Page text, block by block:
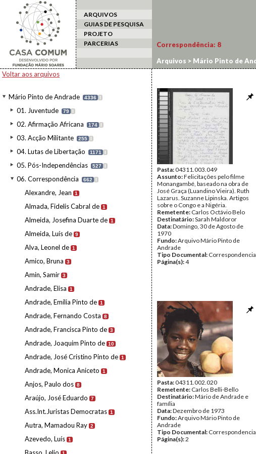
ARQUIVOS
GUIAS DE PESQUISA
PROJETO
PARCERIAS
Voltar aos arquivos
Mário Pinto de Andrade 4336 I
01. Juventude 79 I
02. Afirmação Africana 174 I
03. Acção Militante 255 I
04. Lutas de Libertação 1171 I
05. Pós-Independências 527 I
06. Correspondência 662 I
Alexandre, Jean 1
Almada, Fidelis Cabral de 1
Almeida, Josefina Duarte de 1
Almeida, Luís de 9
Alva, Leonel de 1
Amico, Bruna 3
Amin, Samir 3
Andrade, Elisa 1
Andrade, Emília Pinto de 1
Andrade, Fernando Costa 8
Andrade, Francisca Pinto de 3
Andrade, Joaquim Pinto de 10
Andrade, José Cristino Pinto de 1
Andrade, Monica Aniceto 1
Anjos, Paulo dos 8
Araújo, José Eduardo 7
Ass.Int.Juristas Democratas 1
Autra, Mamadou Ray 2
Azevedo, Luís 1
Correspondência: 8
Arquivos > Mário Pinto de
Pasta:04311.003.049
Assunto:Felicitações pelo filme
Monangambé, baseado na obra de
José Graça (Luandino Vieira). Ruth
Lazarus. Suzanne Lipinska. Artigos
sobre o Congo e a Nigéria.
Remetente: Carlos Octávio Belo
Destinatário:Sarah Maldoror
Data:Domingo, 30 de Agosto de
1970
Fundo:Arquivo Mário Pinto de
Andrade
Tipo Documental: Correspondencia
Página(s):4
Pasta:04311.002.020
Remetente: Carlos Belli-Bello
Destinatário:Mário de Andrade e
família
Data:Dezembro de 1973
Fundo:Arquivo Mário Pinto de
Andrade
Tipo Documental: Correspondencia
Página(s):2